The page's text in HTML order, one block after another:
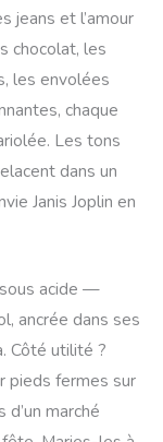
jeans et l’amour
chocolat, les
les envolées
chaque
Les tons
dans un
Janis Joplin en
acide —
ancrée dans ses
Côté utilité ?
pieds fermes sur
marché